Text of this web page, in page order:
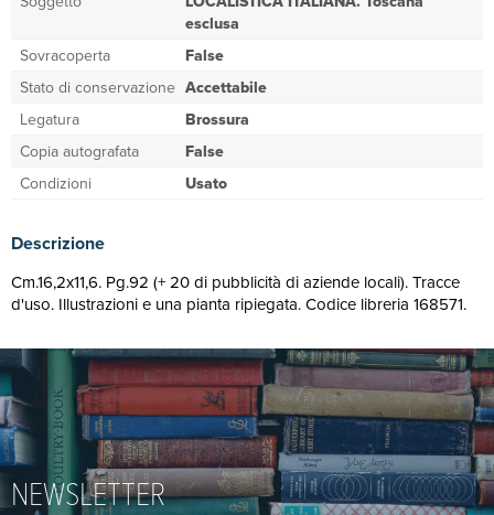
esclusa
Sovracoperta
False
Stato di conservazione Accettabile
Legatura
Brossura
Copia autografata
False
Condizioni
Usato
Descrizione
Cm.16,2x11,6. Pg.92 (+ 20 di pubblicità di aziende locali). Tracce
d'uso. Illustrazioni e una pianta ripiegata. Codice libreria 168571.
NEWSLETTER